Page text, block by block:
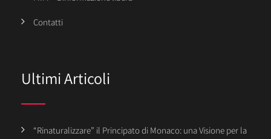
Contatti
Ultimi Articoli
“Rinaturalizzare” il Principato di Monaco: una Visione per la